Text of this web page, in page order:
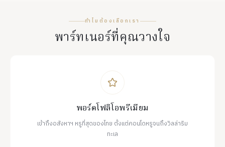
ทำไมต้องเลือกเรา
พาร์ทเนอร์ที่คุณวางใจ
พอร์ตโฟลิโอพรีเมียม
เข้าถึงอสังหาฯ หรูที่สุดของไทย ตั้งแต่คอนโดหรูจนถึงวิลล่าริม
ทะเล